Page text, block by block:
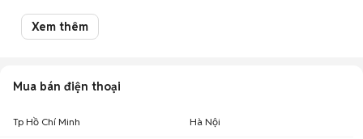
Mua bán Vivo S1 Pro cũ
Chợ Tốt có 13 tin đăng bán, mua Vivo S1 Pro cũ với nhiều khoảng giá giúp
Xem thêm
Mua bán điện thoại
Tp Hồ Chí Minh Hà Nội